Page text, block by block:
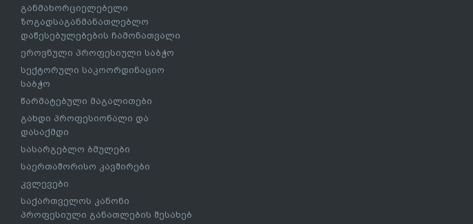
განმახორციელებელი
ზოგადსაგანმანათლებლო
დაწესებულებების ჩამონათვალი
ეროვნული პროფესიული საბჭო
სექტორული საკოორდინაციო
საბჭო
წარმატებული მაგალითები
გახდი პროფესიონალი და
დასაქმდი
სასარგებლო ბმულები
საერთაშორისო კავშირები
კვლევები
საქართველოს კანონი
პროფესიული განათლების შესახებ